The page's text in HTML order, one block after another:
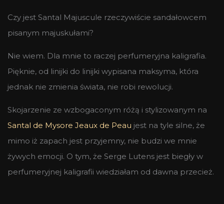
Czy jest Santal Majuscule rzeczywiście sandałowcem
pisanym majuskułami?
Nie wiem. Dla mnie to raczej perfumeryjna kaligrafia.
Pięknie, od linijki do linijki wypisana maksyma, która
jednak nie zmienia świata, nie robi rewolucji.
Skojarzenie ze wzbogaconym różą i stylizowanym na
Santal de Mysore Jeaux de Peau jest na tyle silne, że
mimo iż zapach jest przyjemny, nie budzi we mnie
żywych emocji. O tym, że Serge Lutens jest biegły w
perfumeryjnej kaligrafii wiedziałam od dawna przecież.